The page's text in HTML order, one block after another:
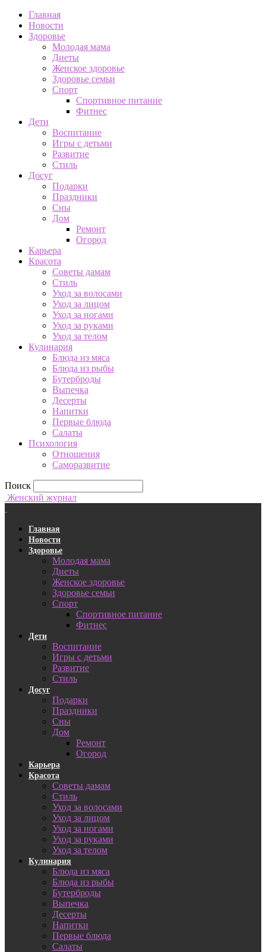
Главная
Новости
Здоровье
Молодая мама
Диеты
Женское здоровье
Здоровье семьи
Спорт
Спортивное питание
Фитнес
Дети
Воспитание
Игры с детьми
Развитие
Стиль
Досуг
Подарки
Праздники
Сны
Дом
Ремонт
Огород
Карьера
Красота
Советы дамам
Стиль
Уход за волосами
Уход за лицом
Уход за ногами
Уход за руками
Уход за телом
Кулинария
Блюда из мяса
Блюда из рыбы
Бутерброды
Выпечка
Десерты
Напитки
Первые блюда
Салаты
Психология
Отношения
Саморазвитие
Поиск
Женский журнал
Главная
Новости
Здоровье
Молодая мама
Диеты
Женское здоровье
Здоровье семьи
Спорт
Спортивное питание
Фитнес
Дети
Воспитание
Игры с детьми
Развитие
Стиль
Досуг
Подарки
Праздники
Сны
Дом
Ремонт
Огород
Карьера
Красота
Советы дамам
Стиль
Уход за волосами
Уход за лицом
Уход за ногами
Уход за руками
Уход за телом
Кулинария
Блюда из мяса
Блюда из рыбы
Бутерброды
Выпечка
Десерты
Напитки
Первые блюда
Салаты